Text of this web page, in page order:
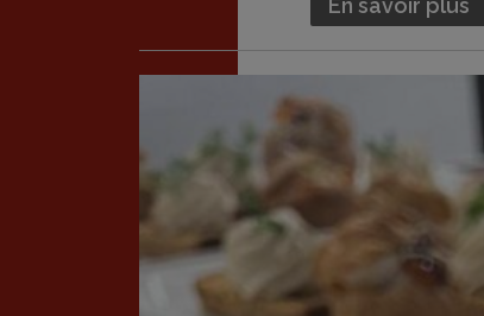
En savoir plus